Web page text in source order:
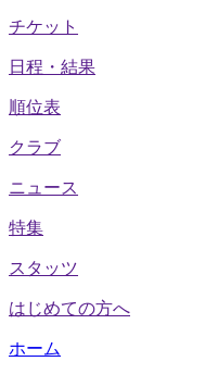
チケット
日程・結果
順位表
クラブ
ニュース
特集
スタッツ
はじめての方へ
ホーム